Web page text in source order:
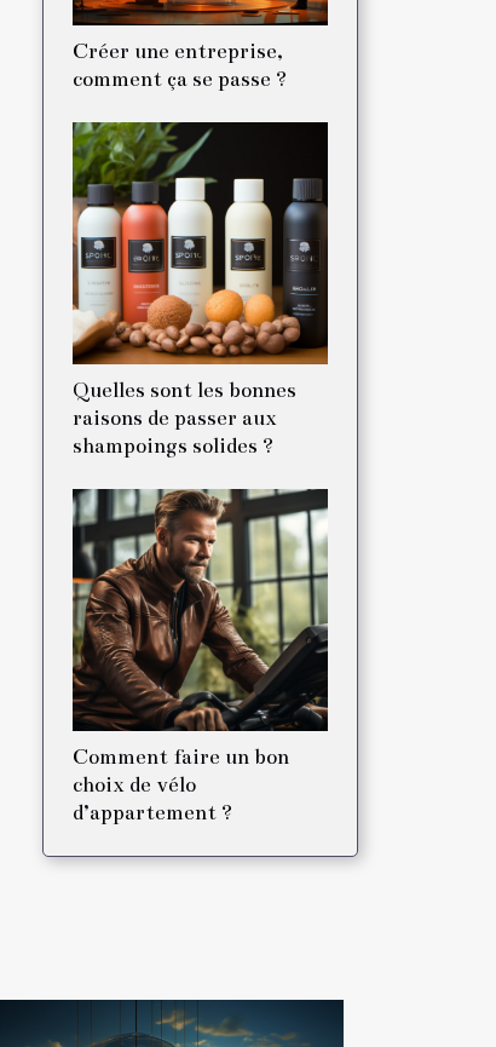
Créer une entreprise,
comment ça se passe ?
Quelles sont les bonnes
raisons de passer aux
shampoings solides ?
Comment faire un bon
choix de vélo
d’appartement ?